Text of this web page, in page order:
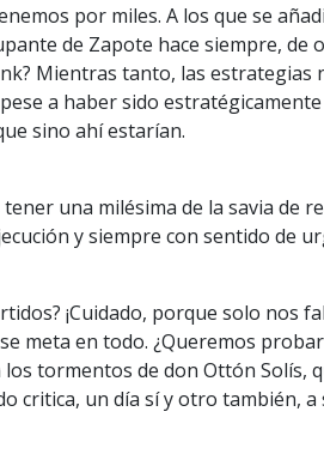
por miles. A los que se
de Zapote hace siempre, de
Mientras tanto, las estrategias
a haber sido
sino ahí estarían.
una milésima de la savia de
y siempre con sentido de
¡Cuidado, porque solo
meta en todo. ¿Queremos
tormentos de don Ottón Solís,
critica, un día sí y otro también,